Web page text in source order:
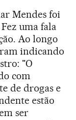
Mendes foi
uma fala
Ao longo
indicando
"O
com
de drogas e
estão
ser